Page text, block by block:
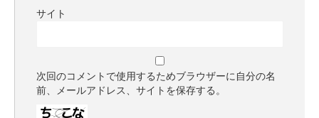
サイト
次回のコメントで使用するためブラウザーに自分の名
前、メールアドレス、サイトを保存する。